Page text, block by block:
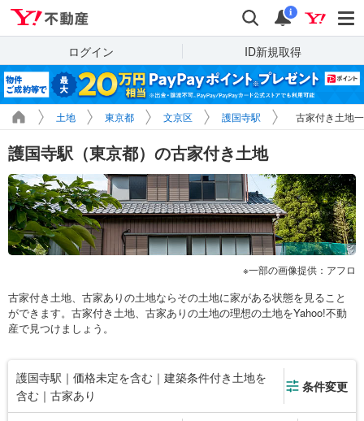
検索 通知
i
ログイン ID新規取得
土地 東京都 文京区 護国寺駅 古家付き土地
護国寺駅（東京都）の古家付き土地
一部の画像提供：アフロ
古家付き土地、古家ありの土地ならその土地に家がある状態を見ること
ができます。古家付き土地、古家ありの土地の理想の土地をYahoo!不動
産で見つけましょう。
護国寺駅｜価格未定を含む｜建築条件付き土地を
含む｜古家あり
条件変更